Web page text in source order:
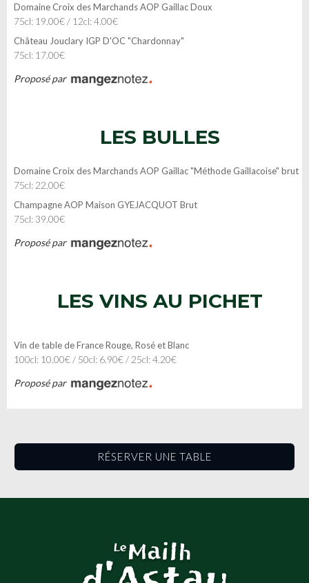
Domaine Croix des Marchands AOP Gaillac Doux
75cl: 19.00€ / 12cl: 4.00€
Château Jouclary IGP D'OC "Chardonnay"
75cl: 17.00€
Proposé par
LES BULLES
Domaine Croix des Marchands AOP Gaillac "Méthode Gaillacoise" brut
75cl: 22.00€
Champagne AOP Maison GYEJACQUOT Brut
75cl: 39.00€
Proposé par
LES VINS AU PICHET
Vin de table de France Rouge, Rosé et Blanc
100cl: 10.00€ / 50cl: 6.90€ / 25cl: 4.20€
Proposé par
RÉSERVER UNE TABLE